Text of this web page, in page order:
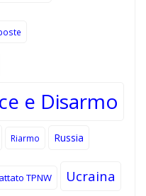
e Disarmo
Riarmo Russia
TPNW Ucraina